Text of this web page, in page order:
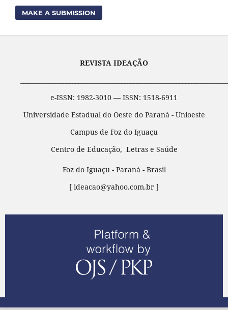
MAKE A SUBMISSION
REVISTA IDEAÇÃO
e-ISSN: 1982-3010 — ISSN: 1518-6911
Universidade Estadual do Oeste do Paraná - Unioeste
Campus de Foz do Iguaçu
Centro de Educação, Letras e Saúde
Foz do Iguaçu - Paraná - Brasil
[ ideacao@yahoo.com.br ]